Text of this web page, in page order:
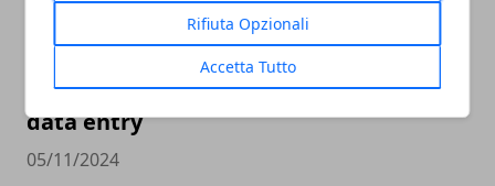
Rifiuta Opzionali
Accetta Tutto
data entry
05/11/2024